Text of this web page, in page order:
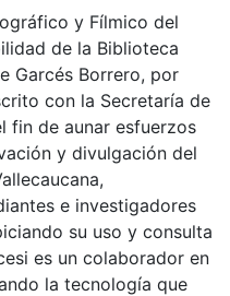
y Fílmico del
de la Biblioteca
Garcés Borrero, por
con la Secretaría de
fin de aunar esfuerzos
y divulgación del
e investigadores
su uso y consulta
es un colaborador en
la tecnología que